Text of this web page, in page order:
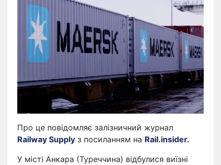
Про це повідомляє залізничний журнал
Railway Supply з посиланням на Rail.insider.
У місті Анкара (Туреччина) відбулися виїзні